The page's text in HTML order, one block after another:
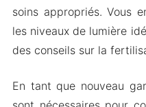
soins appropriés. Vous
les niveaux de lumière
des conseils sur la
En tant que nouveau